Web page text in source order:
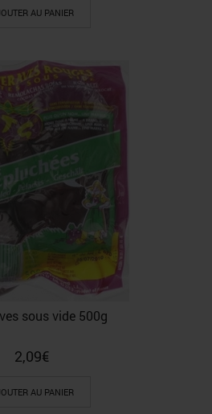
AU PANIER
sous vide 500g
2,09€
AU PANIER